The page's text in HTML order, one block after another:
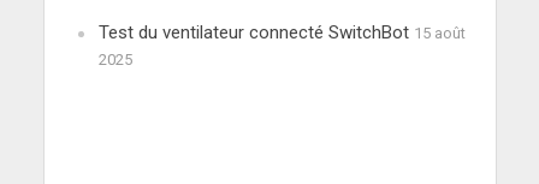
Test du ventilateur connecté SwitchBot 15 août
2025